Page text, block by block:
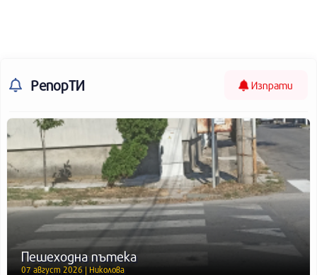
РепорТИ Изпрати
Пешеходна пътека
07 август 2026 | Николова